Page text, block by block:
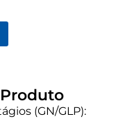
(GN/GLP):